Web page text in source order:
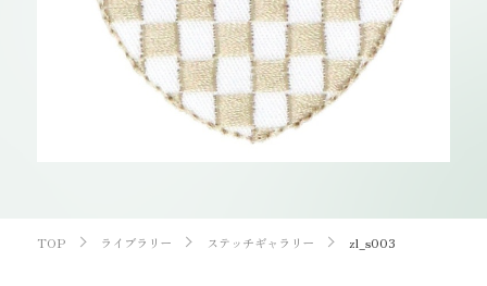
オンラインショップ
CONTACT お問い合わせ
OEM
TOP ライブラリー ステッチギャラリー zl_s003